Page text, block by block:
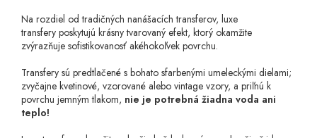
Na rozdiel od tradičných nanášacích transferov, luxe
transfery poskytujú krásny tvarovaný efekt, ktorý okamžite
zvýrazňuje sofistikovanosť akéhokoľvek povrchu.
Transfery sú predtlačené s bohato sfarbenými umeleckými dielami;
zvyčajne kvetinové, vzorované alebo vintage vzory, a priľnú k
povrchu jemným tlakom, nie je potrebná žiadna voda ani
teplo!